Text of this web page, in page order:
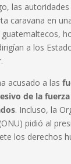
las
caravana en
a los
acusado a las
de la
. Incluso, la
pidió al
los derechos